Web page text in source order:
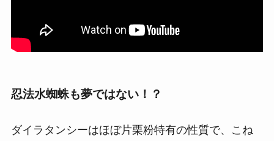
忍法水蜘蛛も夢ではない！？
ダイラタンシーはほぼ片栗粉特有の性質で、こね